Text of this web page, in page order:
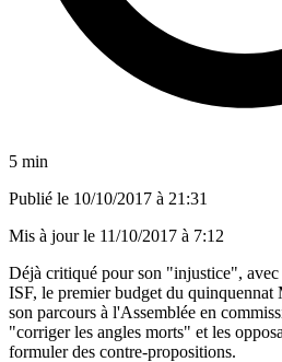
5 min
Publié le 10/10/2017 à 21:31
Mis à jour le 11/10/2017 à 7:12
Déjà critiqué pour son "injustice",
ISF, le premier budget du quinquennat
son parcours à l'Assemblée en
"corriger les angles morts" et les
formuler des contre-propositions.